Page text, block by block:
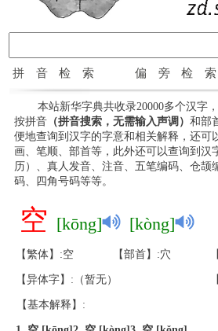
拼音检索 偏旁检
本站新华字典共收录20000多个汉字
按拼音（拼音搜索，无需输入声调） 和部
便地查询到汉字的字意和相关解释，还可
画、笔顺、部首等，此外还可以查询到汉
历）、真人发音、注音、五笔编码、仓颉
码、四角号码等等。
空 [kōng] [kòng]
【繁体】:空 【部首】:穴
【异体字】:（暂无）
【基本解释】: